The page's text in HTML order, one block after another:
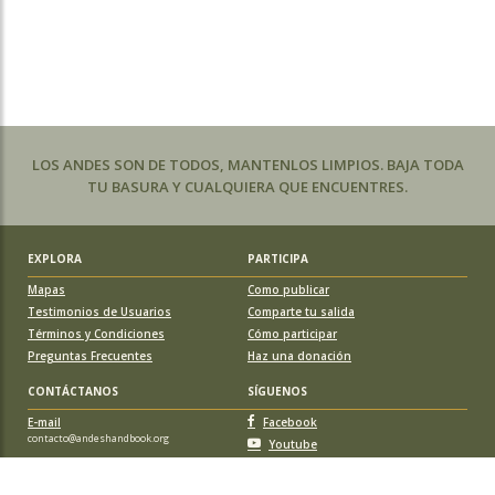
LOS ANDES SON DE TODOS, MANTENLOS LIMPIOS. BAJA TODA
TU BASURA Y CUALQUIERA QUE ENCUENTRES.
EXPLORA
PARTICIPA
Mapas
Testimonios de Usuarios
Términos y Condiciones
Preguntas Frecuentes
Como publicar
Comparte tu salida
Cómo participar
Haz una donación
CONTÁCTANOS
SÍGUENOS
E-mail
contacto@andeshandbook.org
Facebook
Youtube